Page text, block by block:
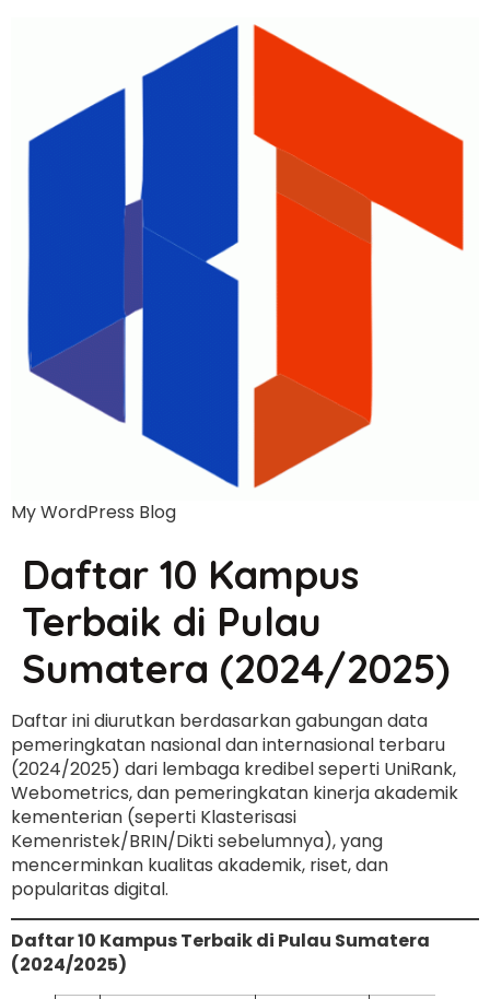
My WordPress Blog
Daftar 10 Kampus
Terbaik di Pulau
Sumatera (2024/2025)
Daftar ini diurutkan berdasarkan gabungan data
pemeringkatan nasional dan internasional terbaru
(2024/2025) dari lembaga kredibel seperti UniRank,
Webometrics, dan pemeringkatan kinerja akademik
kementerian (seperti Klasterisasi
Kemenristek/BRIN/Dikti sebelumnya), yang
mencerminkan kualitas akademik, riset, dan
popularitas digital.
Daftar 10 Kampus Terbaik di Pulau Sumatera
(2024/2025)